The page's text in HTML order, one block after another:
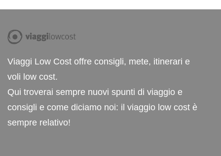
Viaggi Low Cost offre consigli, mete, itinerari e
voli low cost.
Qui troverai sempre nuovi spunti di viaggio e
consigli e come diciamo noi: il viaggio low cost è
sempre relativo!